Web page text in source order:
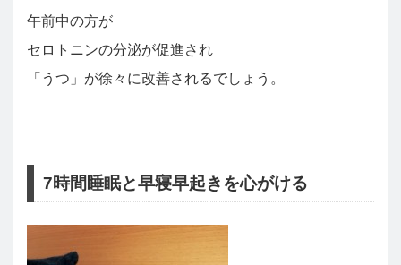
午前中の方が
セロトニンの分泌が促進され
「うつ」が徐々に改善されるでしょう。
7時間睡眠と早寝早起きを心がける